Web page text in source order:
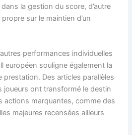
dans la gestion du score, d’autre
propre sur le maintien d’un
performances individuelles
européen souligne également la
prestation. Des articles parallèles
joueurs ont transformé le destin
actions marquantes, comme des
majeures recensées ailleurs